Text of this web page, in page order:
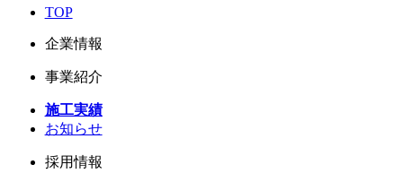
TOP
企業情報
事業紹介
施工実績
お知らせ
採用情報